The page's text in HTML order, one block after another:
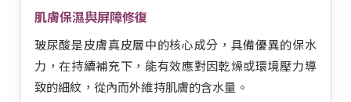
肌膚保濕與屏障修復
玻尿酸是皮膚真皮層中的核心成分，具備優異的保水
力，在持續補充下，能有效應對因乾燥或環境壓力導
致的細紋，從內而外維持肌膚的含水量。